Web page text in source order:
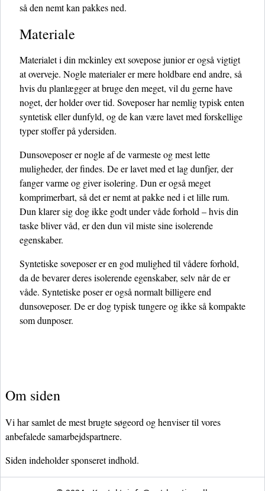
så den nemt kan pakkes ned.
Materiale
Materialet i din mckinley ext sovepose junior er også vigtigt
at overveje. Nogle materialer er mere holdbare end andre, så
hvis du planlægger at bruge den meget, vil du gerne have
noget, der holder over tid. Soveposer har nemlig typisk enten
syntetisk eller dunfyld, og de kan være lavet med forskellige
typer stoffer på ydersiden.
Dunsoveposer er nogle af de varmeste og mest lette
muligheder, der findes. De er lavet med et lag dunfjer, der
fanger varme og giver isolering. Dun er også meget
komprimerbart, så det er nemt at pakke ned i et lille rum.
Dun klarer sig dog ikke godt under våde forhold – hvis din
taske bliver våd, er den dun vil miste sine isolerende
egenskaber.
Syntetiske soveposer er en god mulighed til vådere forhold,
da de bevarer deres isolerende egenskaber, selv når de er
våde. Syntetiske poser er også normalt billigere end
dunsoveposer. De er dog typisk tungere og ikke så kompakte
som dunposer.
Om siden
Vi har samlet de mest brugte søgeord og henviser til vores
anbefalede samarbejdspartnere.
Siden indeholder sponseret indhold.